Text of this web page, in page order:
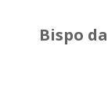
Bispo